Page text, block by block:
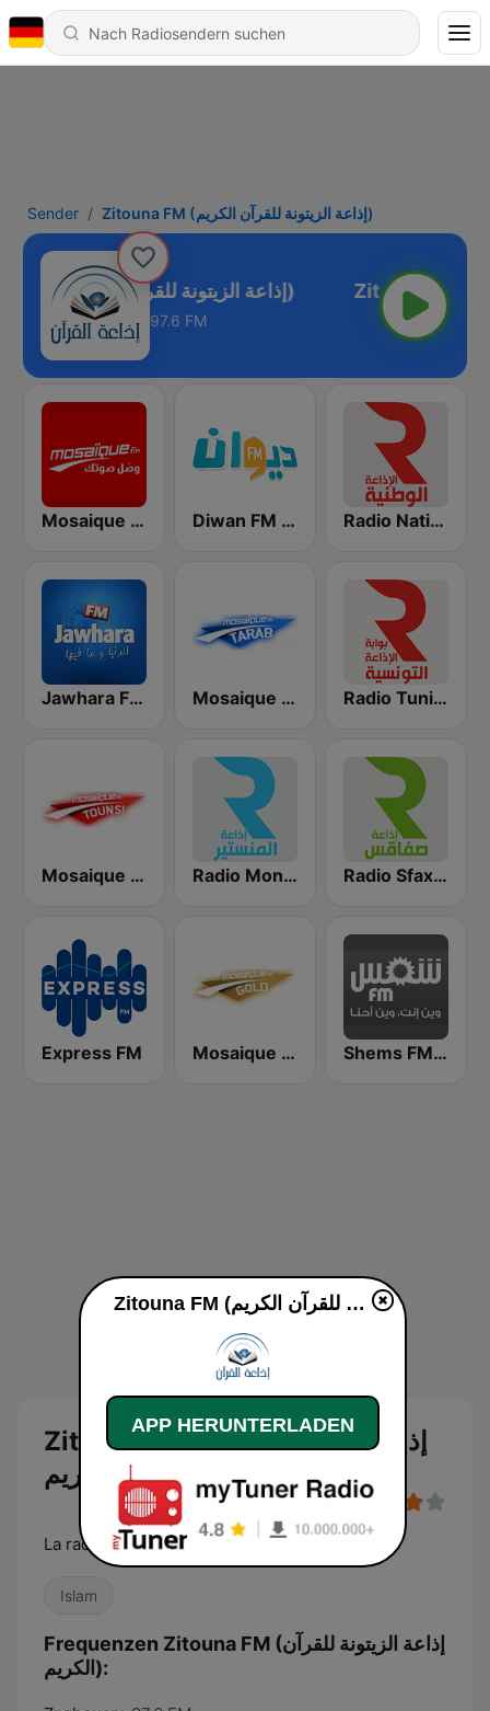
Sender Zitouna FM (إذاعة الزيتونة للقرآن الكريم)
Zitouna FM (إذاعة الزيتونة للقرآن الكريم)
97.6 FM
Mosaique FM (موزاييك إف إم) Diwan FM (ديوان إف إم) Radio Nationale (الإذاعة الوطنية)
Jawhara FM (جوهرة أف آم) Mosaique FM Tarab (موزاييك إف إم) Radio Tunisienne (الإذاعة الوطنية)
Mosaique FM Tounsi (موزاييك إف إم) Radio Monastir (إذاعة المنستير) Radio Sfax (إذاعة صفاقس)
Express FM Mosaique FM Gold - (موزاييك إف إم) Shems FM - Charki (شمس أف أم)
Zitouna FM (إذاعة الزيتونة للقرآن
الكريم)
La radio du coran en Tunisie
Islam
Frequenzen Zitouna FM (إذاعة الزيتونة للقرآن
الكريم):
Zitouna FM (إذاعة الزيتونة للقرآن الكريم) live
APP HERUNTERLADEN